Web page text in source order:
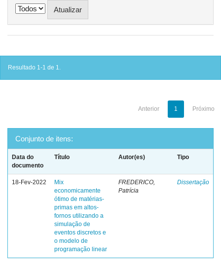
Resultado 1-1 de 1.
Anterior 1 Próximo
Conjunto de itens:
Data do
documento
Título Autor(es) Tipo
18-Fev-2022
Mix
economicamente
ótimo de matérias-
primas em altos-
fornos utilizando a
simulação de
eventos discretos e
o modelo de
programação linear
FREDERICO,
Patrícia
Dissertação